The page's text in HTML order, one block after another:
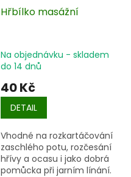
Hřbílko masážní
Na objednávku - skladem
do 14 dnů
40 Kč
DETAIL
Vhodné na rozkartáčování
zaschlého potu, rozčesání
hřívy a ocasu i jako dobrá
pomůcka při jarním línání.